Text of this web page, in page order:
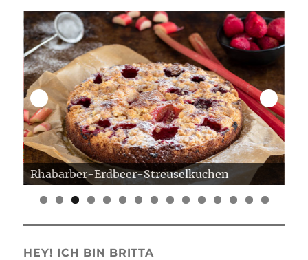
Rhabarber-Erdbeer-Streuselkuchen
0 1 2 3 4 5
HEY! ICH BIN BRITTA